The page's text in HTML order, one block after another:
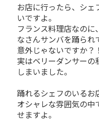
お店に行ったら、シェ
いですよ。
フランス料理店なの
なさんサンバを踊られ
意外じゃないですか？！
実はベリーダンサーの
しまいました。
踊れるシェフのいるお
オシャレな雰囲気の中
せますよ。